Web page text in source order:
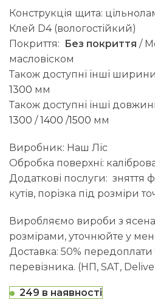
Конструкція щита:
Клей D4 (вологостійкий)
Покриття: Без покриття /
масловіском
Також доступні інші
1300 мм
Також доступні інші
1300 /1400 /1500 мм
Виробник: Наш Ліс
Обробка поверхні:
Додаткові послуги: зняття
кутів, порізка під розміри
Виробляємо вироби з
розмірами, уточнюйте у
Доставка: 50% передоплати
перевізника. (НП, SAT,
249 в наявності